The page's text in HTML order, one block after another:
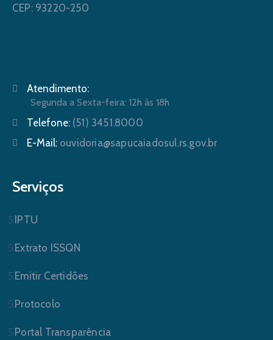
CEP: 93220-250
Atendimento:
Segunda a Sexta-feira: 12h às 18h
Telefone: (51) 3451.8000
E-Mail: ouvidoria@sapucaiadosul.rs.gov.br
Serviços
IPTU
Extrato ISSQN
Emitir Certidões
Protocolo
Portal Transparência